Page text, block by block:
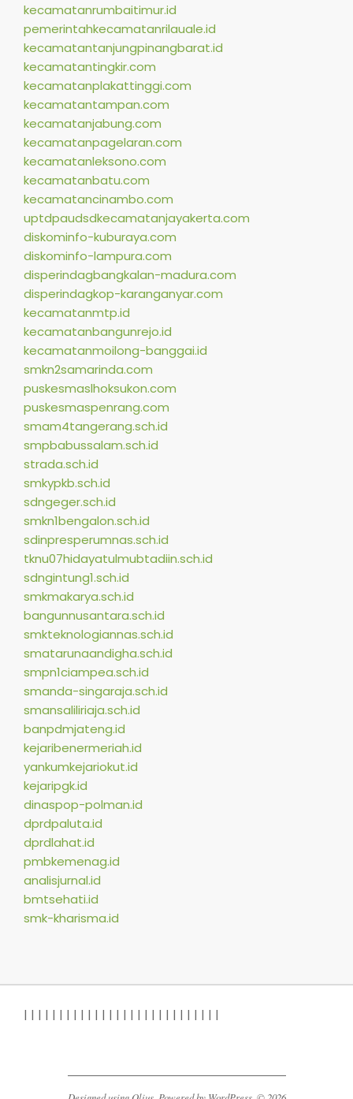
kecamatanrumbaitimur.id
pemerintahkecamatanrilauale.id
kecamatantanjungpinangbarat.id
kecamatantingkir.com
kecamatanplakattinggi.com
kecamatantampan.com
kecamatanjabung.com
kecamatanpagelaran.com
kecamatanleksono.com
kecamatanbatu.com
kecamatancinambo.com
uptdpaudsdkecamatanjayakerta.com
diskominfo-kuburaya.com
diskominfo-lampura.com
disperindagbangkalan-madura.com
disperindagkop-karanganyar.com
kecamatanmtp.id
kecamatanbangunrejo.id
kecamatanmoilong-banggai.id
smkn2samarinda.com
puskesmaslhoksukon.com
puskesmaspenrang.com
smam4tangerang.sch.id
smpbabussalam.sch.id
strada.sch.id
smkypkb.sch.id
sdngeger.sch.id
smkn1bengalon.sch.id
sdinpresperumnas.sch.id
tknu07hidayatulmubtadiin.sch.id
sdngintung1.sch.id
smkmakarya.sch.id
bangunnusantara.sch.id
smkteknologiannas.sch.id
smatarunaandigha.sch.id
smpn1ciampea.sch.id
smanda-singaraja.sch.id
smansaliliriaja.sch.id
banpdmjateng.id
kejaribenermeriah.id
yankumkejariokut.id
kejaripgk.id
dinaspop-polman.id
dprdpaluta.id
dprdlahat.id
pmbkemenag.id
analisjurnal.id
bmtsehati.id
smk-kharisma.id
| | | | | | | | | | | | | | | | | | | | | | | | | | | |